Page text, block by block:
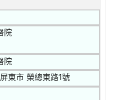
院
院
東市 榮總東路1號